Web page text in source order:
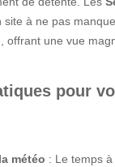
site à ne pas
offrant une vue
pour
météo : Le temps